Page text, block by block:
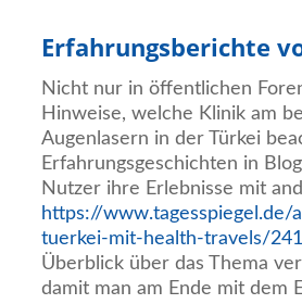
Erfahrungsberichte
Nicht nur in öffentlichen
Hinweise, welche Klinik am
Augenlasern in der Türkei
Erfahrungsgeschichten in
Nutzer ihre Erlebnisse mit
https://
tuerkei-mit-health-travels/
Überblick über das Thema
damit man am Ende mit dem